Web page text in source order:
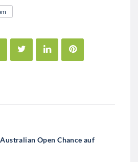
FacebookTwitter LinkedIn
Open Chance auf